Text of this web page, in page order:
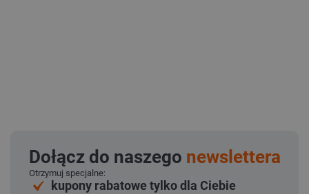
Dołącz do naszego newslettera
Otrzymuj specjalne:
kupony rabatowe tylko dla Ciebie